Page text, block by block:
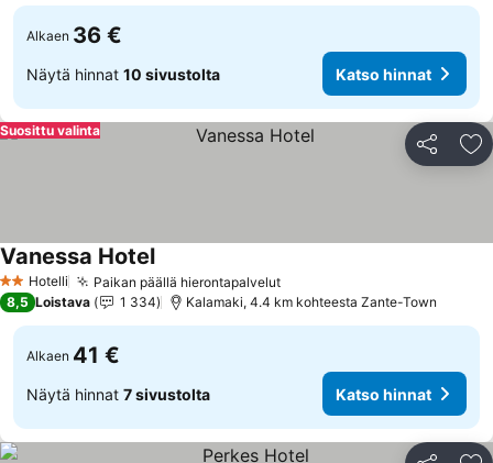
Alkaen 36 €
Näytä hinnat 10 sivustolta Katso hinnat
Jaa
Suosittu valinta
2 Tähtiluokitus
Hotelli Paikan päällä hierontapalvelut
Vanessa Hotel
8,5 Loistava 1 334 Kalamaki, 4.4 km kohteesta Zante-Town
Alkaen 41 €
Näytä hinnat 7 sivustolta Katso hinnat